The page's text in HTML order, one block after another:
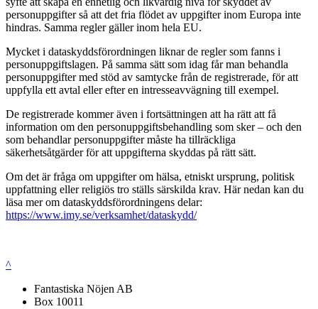
personuppgifter så att det fria flödet av uppgifter inom Europa inte
hindras. Samma regler gäller inom hela EU.
Mycket i dataskyddsförordningen liknar de regler som fanns i
personuppgiftslagen. På samma sätt som idag får man behandla
personuppgifter med stöd av samtycke från de registrerade, för att
uppfylla ett avtal eller efter en intresseavvägning till exempel.
De registrerade kommer även i fortsättningen att ha rätt att få
information om den personuppgiftsbehandling som sker – och den
som behandlar personuppgifter måste ha tillräckliga
säkerhetsåtgärder för att uppgifterna skyddas på rätt sätt.
Om det är fråga om uppgifter om hälsa, etniskt ursprung, politisk
uppfattning eller religiös tro ställs särskilda krav. Här nedan kan du
läsa mer om dataskyddsförordningens delar:
https://www.imy.se/verksamhet/dataskydd/
^
Fantastiska Nöjen AB
Box 10011